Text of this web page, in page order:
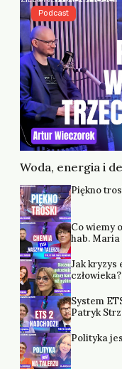
Woda, energia i
Podcast
Piękno
Co wiemy
hab. Maria
Jak kryzys
System
Patryk
Polityka